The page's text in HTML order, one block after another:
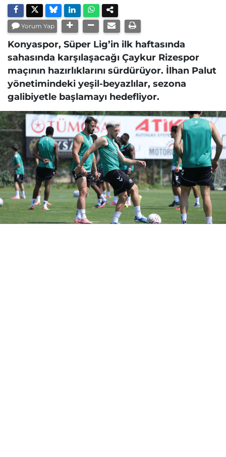
Yorum Yap
Konyaspor, Süper Lig’in ilk haftasında
sahasında karşılaşacağı Çaykur Rizespor
maçının hazırlıklarını sürdürüyor. İlhan Palut
yönetimindeki yeşil-beyazlılar, sezona
galibiyetle başlamayı hedefliyor.